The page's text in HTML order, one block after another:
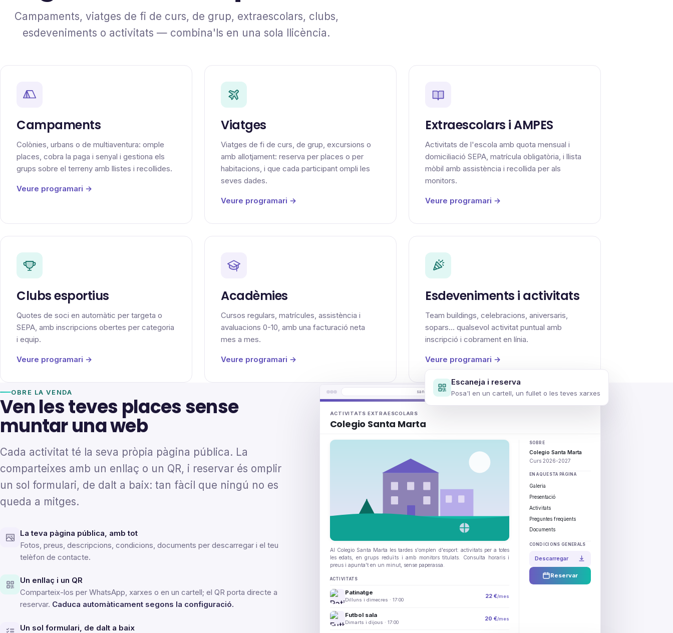
Campaments, viatges de fi de curs, de grup, extraescolars, clubs,
esdeveniments o activitats — combina'ls en una sola llicència.
Campaments
Colònies, urbans o de multiaventura: omple
places, cobra la paga i senyal i gestiona els
grups sobre el terreny amb llistes i recollides.
Veure programari →
Viatges
Viatges de fi de curs, de grup, excursions o
amb allotjament: reserva per places o per
habitacions, i que cada participant ompli les
seves dades.
Veure programari →
Extraescolars i AMPES
Activitats de l'escola amb quota mensual i
domiciliació SEPA, matrícula obligatòria, i llista
mòbil amb assistència i recollida per als
monitors.
Veure programari →
Clubs esportius
Quotes de soci en automàtic per targeta o
SEPA, amb inscripcions obertes per categoria
i equip.
Veure programari →
Acadèmies
Cursos regulars, matrícules, assistència i
avaluacions 0-10, amb una facturació neta
mes a mes.
Veure programari →
Esdeveniments i activitats
Team buildings, celebracions, aniversaris,
sopars… qualsevol activitat puntual amb
inscripció i cobrament en línia.
Veure programari →
OBRE LA VENDA
Ven les teves places sense
muntar una web
Cada activitat té la seva pròpia pàgina pública. La
comparteixes amb un enllaç o un QR, i reservar és omplir
un sol formulari, de dalt a baix: tan fàcil que ningú no es
queda a mitges.
La teva pàgina pública, amb tot
Fotos, preus, descripcions, condicions, documents per descarregar i el teu
telèfon de contacte.
Un enllaç i un QR
Comparteix-los per WhatsApp, xarxes o en un cartell; el QR porta directe a
reservar. Caduca automàticament segons la configuració.
Un sol formulari, de dalt a baix
santa-marta.easymanager.app/extraescolares
ACTIVITATS EXTRAESCOLARS
Colegio Santa Marta
Al Colegio Santa Marta les tardes s'omplen d'esport: activitats per a totes
les edats, en grups reduïts i amb monitors titulats. Consulta horaris i
preus i apunta't en un minut, sense paperassa.
ACTIVITATS
Patinatge
Dilluns i dimecres · 17:00
22 €/mes
Futbol sala
Dimarts i dijous · 17:00
20 €/mes
SOBRE
Colegio Santa Marta
Curs 2026-2027
EN AQUESTA PÀGINA
Galeria
Presentació
Activitats
Preguntes freqüents
Documents
CONDICIONS GENERALS
Descarregar
Reservar
Escaneja i reserva
Posa'l en un cartell, un fullet o les teves xarxes